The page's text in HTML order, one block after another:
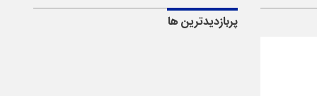
پربازدیدترین ها